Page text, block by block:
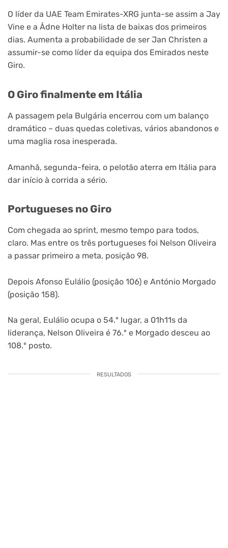
O líder da UAE Team Emirates-XRG junta-se assim a Jay
Vine e a Ådne Holter na lista de baixas dos primeiros
dias. Aumenta a probabilidade de ser Jan Christen a
assumir-se como líder da equipa dos Emirados neste
Giro.
O Giro finalmente em Itália
A passagem pela Bulgária encerrou com um balanço
dramático – duas quedas coletivas, vários abandonos e
uma maglia rosa inesperada.
Amanhã, segunda-feira, o pelotão aterra em Itália para
dar início à corrida a sério.
Portugueses no Giro
Com chegada ao sprint, mesmo tempo para todos,
claro. Mas entre os três portugueses foi Nelson Oliveira
a passar primeiro a meta, posição 98.
Depois Afonso Eulálio (posição 106) e António Morgado
(posição 158).
Na geral, Eulálio ocupa o 54.º lugar, a 01h11s da
liderança, Nelson Oliveira é 76.º e Morgado desceu ao
108.º posto.
RESULTADOS